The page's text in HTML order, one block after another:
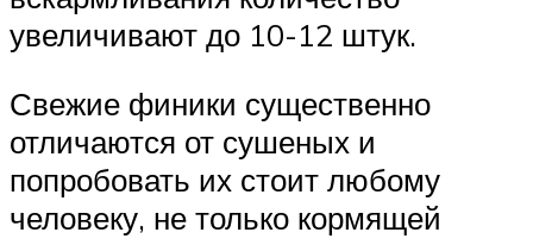
увеличивают до 10-12 штук.
Свежие финики существенно
отличаются от сушеных и
попробовать их стоит любому
человеку, не только кормящей